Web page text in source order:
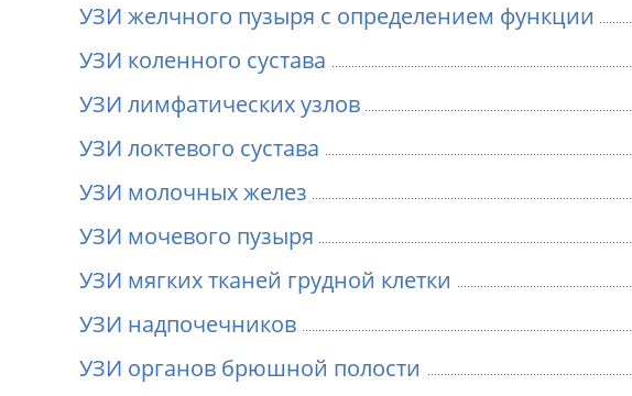
УЗИ желчного пузыря с определением функции
УЗИ коленного сустава
УЗИ лимфатических узлов
УЗИ локтевого сустава
УЗИ молочных желез
УЗИ мочевого пузыря
УЗИ мягких тканей грудной клетки
УЗИ надпочечников
УЗИ органов брюшной полости